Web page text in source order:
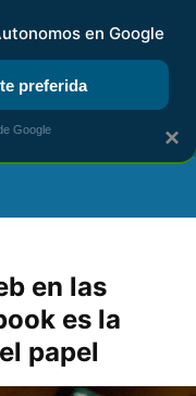
DIGITAL RENTA
en las
es la
papel
×
en Google
preferida
Google